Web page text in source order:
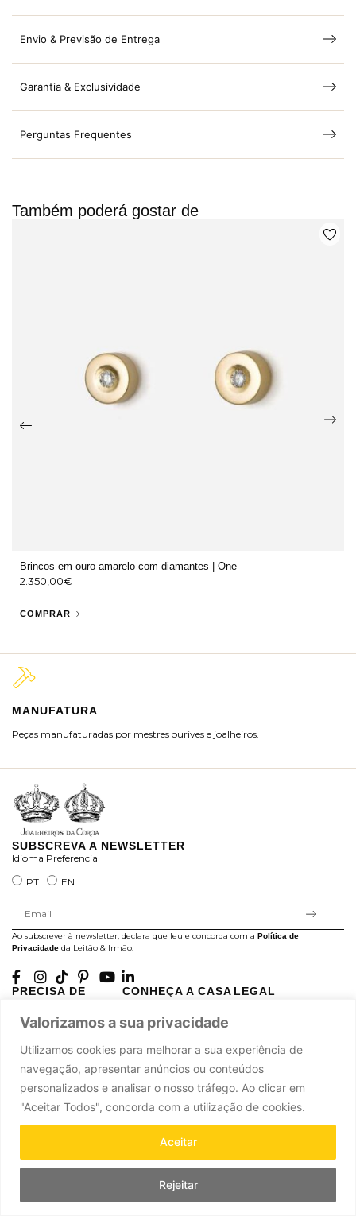
Valorizamos a sua privacidade
Utilizamos cookies para melhorar a sua experiência de
navegação, apresentar anúncios ou conteúdos
personalizados e analisar o nosso tráfego. Ao clicar em
"Aceitar Todos", concorda com a utilização de cookies.
Rejeitar
Aceitar
Envio & Previsão de Entrega
Garantia & Exclusividade
Perguntas Frequentes
Também poderá gostar de
Brincos em ouro amarelo com diamantes | One
2.350,00€
COMPRAR
MANUFATURA
Peças manufaturadas por mestres ourives e joalheiros.
SUBSCREVA A NEWSLETTER
Idioma Preferencial
PT
EN
Ao subscrever à newsletter, declara que leu e concorda com a Política de
Privacidade da Leitão & Irmão.
PRECISA DE
A minha conta
Contacte-nos
CONHEÇA A CASA
História
LEGAL
Termos e Condições
Livro de Reclamações
Leitão & Irmão, 2026. Todos os direitos reservados.Powered byAd-pulse.